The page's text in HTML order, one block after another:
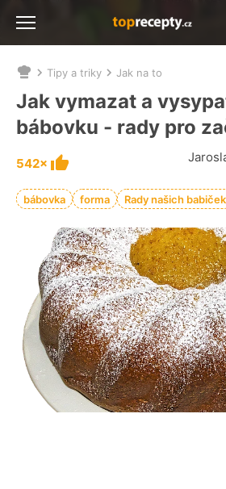
Nacházíte
se
zde:
Tipy a triky Jak na to
Jak vymazat a
bábovku - rady pro
542×
bábovka forma Rady našich babiček